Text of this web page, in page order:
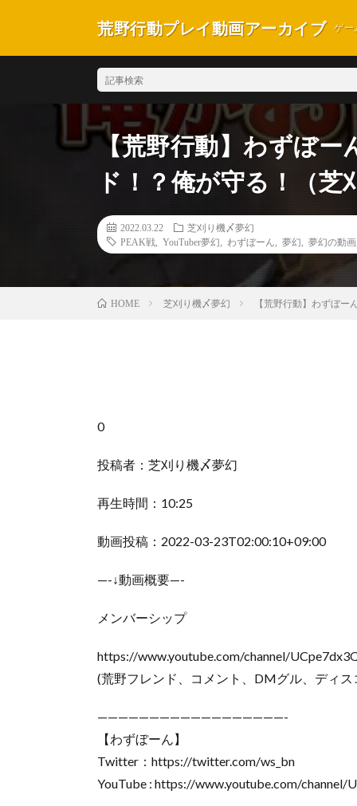
荒野行動プレイ動画アーカイブ ゲー
【荒野行動】わずぼ
ド！？俺が守る！（芝
2022.03.22
芝刈り機〆夢幻
PEAK戦
YouTuber夢幻 わずぼーん 夢幻 夢幻の動画
HOME 芝刈り機〆夢幻 【荒野行動】わずぼー
0
投稿者：芝刈り機〆夢幻
再生時間：10:25
動画投稿：2022-03-23T02:00:10+09:00
—-↓動画概要—-
メンバーシップ
https://www.youtube.com/channel/
(荒野フレンド、コメント、DMグル、ディス
——————————————————-
【わずぼーん】
Twitter：https://twitter.com/ws_bn
YouTube : https://www.youtube.com/channel/